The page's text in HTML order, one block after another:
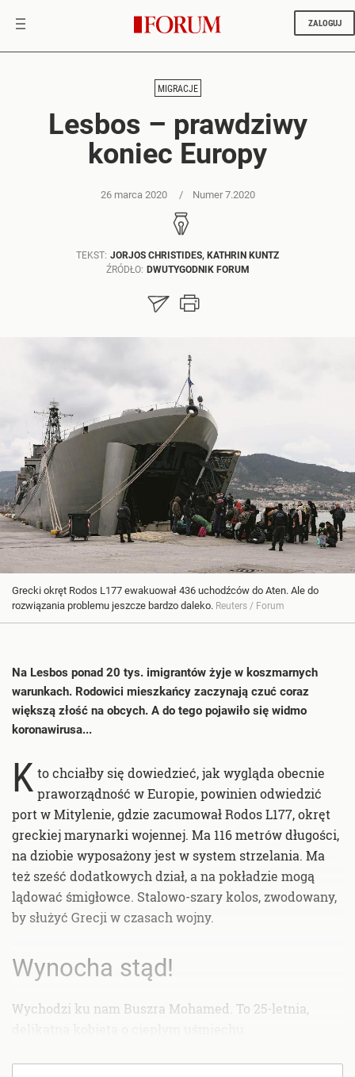
ZALOGUJ
TEKST: JORJOS CHRISTIDES, KATHRIN KUNTZ
ŹRÓDŁO: DWUTYGODNIK FORUM
MIGRACJE
Lesbos – prawdziwy
koniec Europy
26 marca 2020 Numer 7.2020
Grecki okręt Rodos L177 ewakuował 436 uchodźców do Aten. Ale do
rozwiązania problemu jeszcze bardzo daleko. Reuters / Forum
Na Lesbos ponad 20 tys. imigrantów żyje w koszmarnych
warunkach. Rodowici mieszkańcy zaczynają czuć coraz
większą złość na obcych. A do tego pojawiło się widmo
koronawirusa...
K to chciałby się dowiedzieć, jak wygląda obecnie
praworządność w Europie, powinien odwiedzić
port w Mitylenie, gdzie zacumował Rodos L177, okręt
greckiej marynarki wojennej. Ma 116 metrów długości,
na dziobie wyposażony jest w system strzelania. Ma
też sześć dodatkowych dział, a na pokładzie mogą
lądować śmigłowce. Stalowo-szary kolos, zwodowany,
by służyć Grecji w czasach wojny.
Wynocha stąd!
Wychodzi ku nam Buszra Mohamed. To 25-letnia,